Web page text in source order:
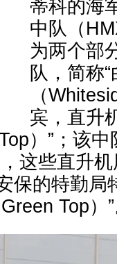
蒂科的海
中队（
为两个部
队，简称
（
宾，直升
）”；该
这些直升
保的特勤局
Top）